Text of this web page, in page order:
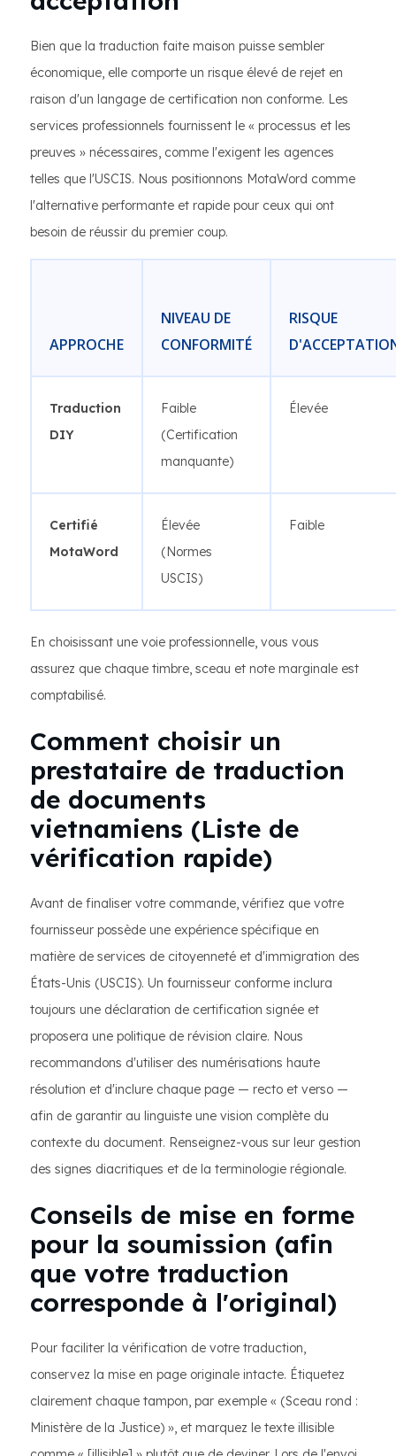
Bien que la traduction faite maison puisse sembler
économique, elle comporte un risque élevé de rejet en
raison d'un langage de certification non conforme. Les
services professionnels fournissent le « processus et les
preuves » nécessaires, comme l'exigent les agences
telles que l'USCIS. Nous positionnons MotaWord comme
l'alternative performante et rapide pour ceux qui ont
besoin de réussir du premier coup.
APPROCHE
NIVEAU DE
CONFORMITÉ
RISQUE
Traduction
DIY
Faible
(Certification
manquante)
Élevée
Certifié
MotaWord
Élevée
(Normes
USCIS)
Faible
En choisissant une voie professionnelle, vous vous
assurez que chaque timbre, sceau et note marginale est
comptabilisé.
Comment choisir un
prestataire de traduction
de documents
vietnamiens (Liste de
vérification rapide)
Avant de finaliser votre commande, vérifiez que votre
fournisseur possède une expérience spécifique en
matière de services de citoyenneté et d'immigration des
États-Unis (USCIS). Un fournisseur conforme inclura
toujours une déclaration de certification signée et
proposera une politique de révision claire. Nous
recommandons d'utiliser des numérisations haute
résolution et d'inclure chaque page — recto et verso —
afin de garantir au linguiste une vision complète du
contexte du document. Renseignez-vous sur leur gestion
des signes diacritiques et de la terminologie régionale.
Conseils de mise en forme
pour la soumission (afin
que votre traduction
corresponde à l'original)
Pour faciliter la vérification de votre traduction,
conservez la mise en page originale intacte. Étiquetez
clairement chaque tampon, par exemple « (Sceau rond :
Ministère de la Justice) », et marquez le texte illisible